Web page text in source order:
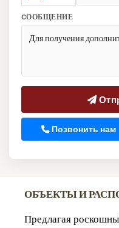
CООБЩЕНИЕ
Позвонить нам
ОБЪЕКТЫ И
Предлагая